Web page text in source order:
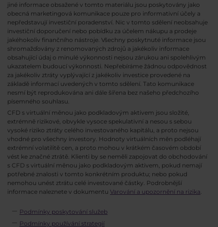
jiné informace obsažené v tomto materiálu jsou poskytovány jako
obecná marketingová komunikace pouze pro informativní účely a
nepředstavují investiční poradenství. Nic v tomto sdělení neobsahuje
investiční doporučení nebo pobídku za účelem nákupu a prodeje
jakéhokoliv finančního nástroje. Všechny poskytnuté informace jsou
shromažďovány z renomovaných zdrojů a jakékoliv informace
obsahující údaj o minulé výkonnosti nejsou zárukou ani spolehlivým
ukazatelem budoucí výkonnosti. Nepřebíráme žádnou odpovědnost
za jakékoliv ztráty vyplývající z jakékoliv investice provedené na
základě informací uvedených v tomto sdělení. Tato komunikace
nesmí být reprodukována ani dále šířena bez našeho předchozího
písemného souhlasu.
CFD s virtuální měnou jako podkladovým aktivem jsou složité,
extrémně rizikové, obvykle vysoce spekulativní a nesou s sebou
vysoké riziko ztráty celého investovaného kapitálu, a proto nejsou
vhodné pro všechny investory. Hodnoty virtuálních měn podléhají
extrémní volatilitě cen, a proto mohou v krátkém časovém období
vést ke značné ztrátě. Klienti by se neměli zapojovat do obchodování
s CFD s virtuální měnou jako podkladovým aktivem, pokud nemají
potřebné znalosti v tomto konkrétním produktu; nebo pokud
nemohou unést ztrátu celé investované částky. Podrobnější
informace naleznete v dokumentu Varování a upozornění na rizika
Podmínky poskytování služeb
Podmínky používání strategií